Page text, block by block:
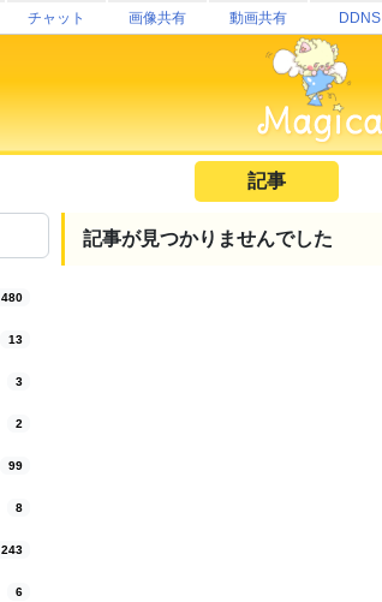
チャット 画像共有 動画共有 DDNS
記事
480
13
3
2
99
8
243
6
記事が見つかりませんでした